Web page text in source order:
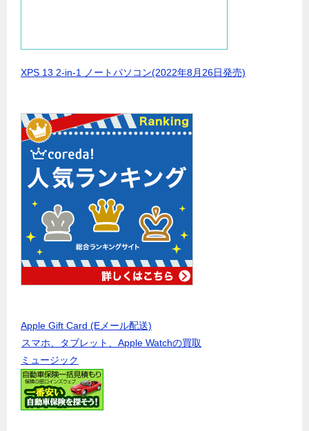
XPS 13 2-in-1 ノートパソコン(2022年8月26日発売)
Apple Gift Card (Eメール配送)
スマホ、タブレット、Apple Watchの買取
ミュージック